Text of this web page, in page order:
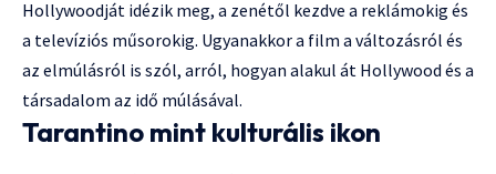
Hollywoodját idézik meg, a zenétől kezdve a reklámokig és
a televíziós műsorokig. Ugyanakkor a film a változásról és
az elmúlásról is szól, arról, hogyan alakul át Hollywood és a
társadalom az idő múlásával.
Tarantino mint kulturális ikon